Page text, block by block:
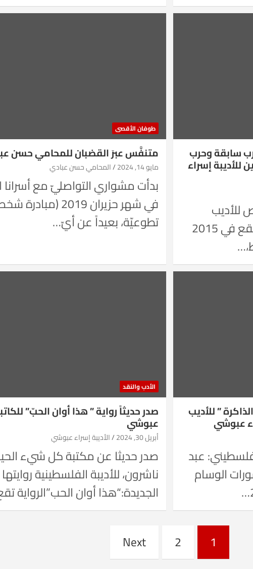
سابقة وحرب
للأديبة إسراء
للأديب
الدكتور: وائل محيي الدين، تقع في 2015
طوفان الأقصى
متنفَّس عبرَ القضبان للمحامي حسن
مايو 14, 2024 المحامي حسن عبادي
بدأت مشواري التواصليّ مع أسرانا
في شهر حزيران 2019
تطوعيّة، بعيداً عن أيّ…
” للأديب
عبوشي
عبد
الوسام
الأدب والنقد
صدر حديثاً رواية ” هذا أوان الحبّ”
عبوشي
أبريل 30, 2024 الأديبة إسراء عبوشي
صدر حديثا عن مكتبة كل شيء
ناشرون، للأديبة الفلسطينية روايتها
الجديدة:“هذا أوان الحب”الرواية
1
2
Next